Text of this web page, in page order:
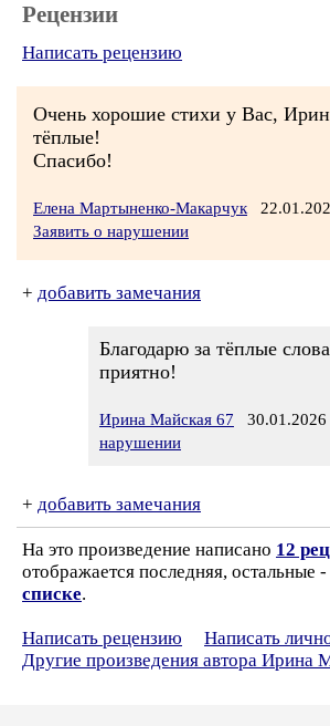
Рецензии
Написать рецензию
Очень хорошие стихи у Вас,
тёплые!
Спасибо!
Елена Мартыненко-Макарчук
Заявить о нарушении
+ добавить замечания
Благодарю за тёплые
приятно!
Ирина Майская 67 30.01.2026
нарушении
+ добавить замечания
На это произведение написано 12
отображается последняя, остальные -
списке.
Написать рецензию
Написать
Другие произведения автора Ирина